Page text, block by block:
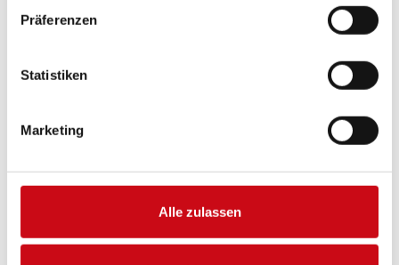
Präferenzen
Statistiken
Marketing
Alle zulassen
13 neue Hospizbegleiter ausgebildet
Ehrenamtlichen im ambulanten Hospizdienst des
ASB Baden-Württemberg e.V. Region
neue Ehrenamtliche ihren 6-monatigen
ambulanten Hospizdienst erfolgreich ab. ...